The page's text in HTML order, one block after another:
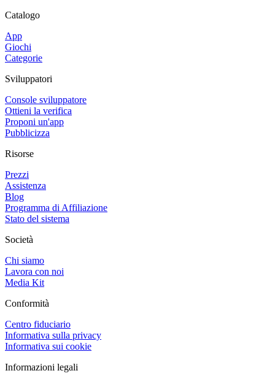
Catalogo
App
Giochi
Categorie
Sviluppatori
Console sviluppatore
Ottieni la verifica
Proponi un'app
Pubblicizza
Risorse
Prezzi
Assistenza
Blog
Programma di Affiliazione
Stato del sistema
Società
Chi siamo
Lavora con noi
Media Kit
Conformità
Centro fiduciario
Informativa sulla privacy
Informativa sui cookie
Informazioni legali